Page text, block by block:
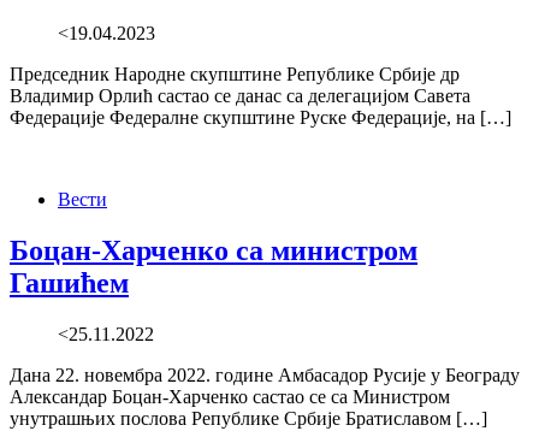
<19.04.2023
Председник Народне скупштине Републике Србије др
Владимир Орлић састао се данас са делегацијом Савета
Федерације Федералне скупштине Руске Федерације, на […]
Вести
Боцан-Харченко са министром
Гашићем
<25.11.2022
Дана 22. новембра 2022. године Амбасадор Русије у Београду
Александар Боцан-Харченко састао се са Министром
унутрашњих послова Републике Србије Братиславом […]